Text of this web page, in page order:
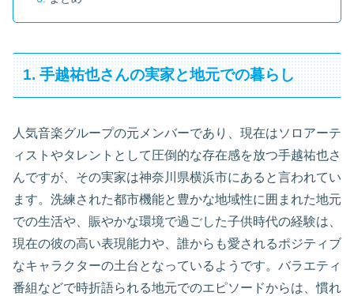
1. 手越祐也さんの実家と地元での暮らし
人気音楽グループの元メンバーであり、現在はソロアーテ
ィストやタレントとして圧倒的な存在感を放つ手越祐也さ
んですが、その実家は神奈川県横浜市にあると言われてい
ます。洗練された都市機能と豊かな地域性に囲まれた地元
での生活や、賑やかな環境で過ごした子供時代の経験は、
現在の彼の高い表現能力や、誰からも愛されるポジティブ
なキャラクターの土台となっているようです。バラエティ
番組などで時折語られる地元でのエピソードからは、慣れ